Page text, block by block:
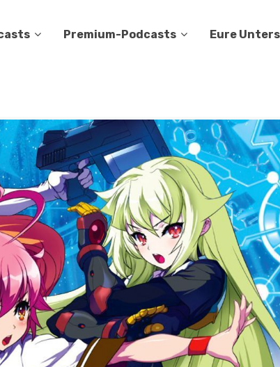
Premium-Podcasts Eure